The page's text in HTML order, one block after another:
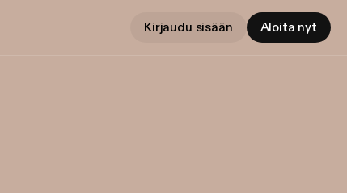
Kirjaudu sisään Aloita nyt